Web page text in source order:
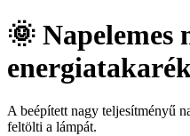
🌞 Napelemes
A beépített nagy teljesítményű
feltölti a lámpát.